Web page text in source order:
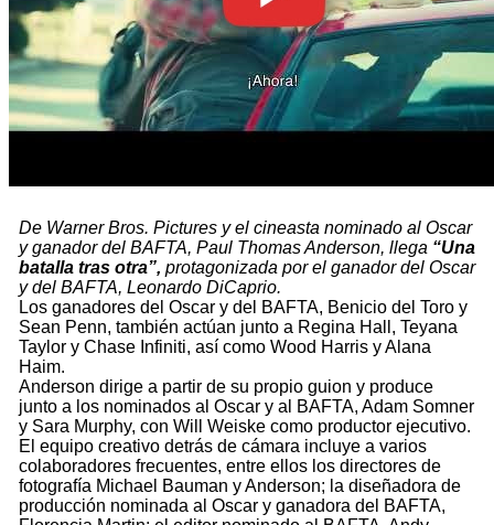
De Warner Bros. Pictures y el cineasta nominado al Oscar
y ganador del BAFTA, Paul Thomas Anderson, llega “Una
batalla tras otra”, protagonizada por el ganador del Oscar
y del BAFTA, Leonardo DiCaprio.
Los ganadores del Oscar y del BAFTA, Benicio del Toro y
Sean Penn, también actúan junto a Regina Hall, Teyana
Taylor y Chase Infiniti, así como Wood Harris y Alana
Haim.
Anderson dirige a partir de su propio guion y produce
junto a los nominados al Oscar y al BAFTA, Adam Somner
y Sara Murphy, con Will Weiske como productor ejecutivo.
El equipo creativo detrás de cámara incluye a varios
colaboradores frecuentes, entre ellos los directores de
fotografía Michael Bauman y Anderson; la diseñadora de
producción nominada al Oscar y ganadora del BAFTA,